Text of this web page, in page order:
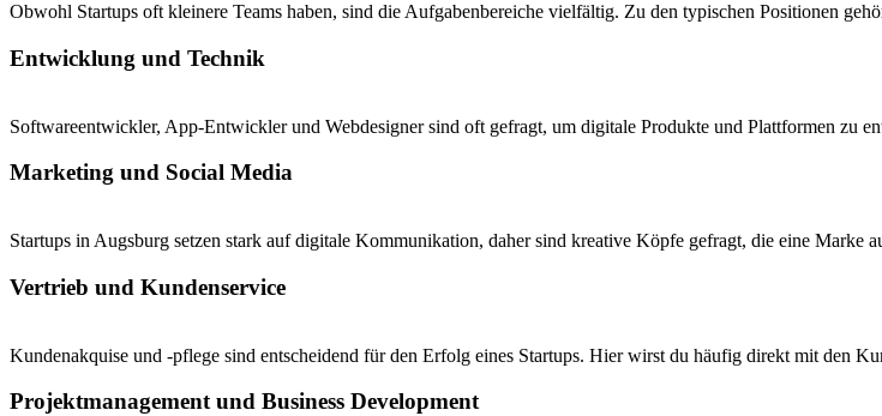
Obwohl Startups oft kleinere Teams haben, sind die Aufgabenbereiche vielfältig. Zu den typischen Positionen
Entwicklung und Technik
Softwareentwickler, App-Entwickler und Webdesigner sind oft gefragt, um digitale Produkte und Plattformen zu
Marketing und Social Media
Startups in Augsburg setzen stark auf digitale Kommunikation, daher sind kreative Köpfe gefragt, die eine Marke
Vertrieb und Kundenservice
Kundenakquise und -pflege sind entscheidend für den Erfolg eines Startups. Hier wirst du häufig direkt mit den
Projektmanagement und Business Development